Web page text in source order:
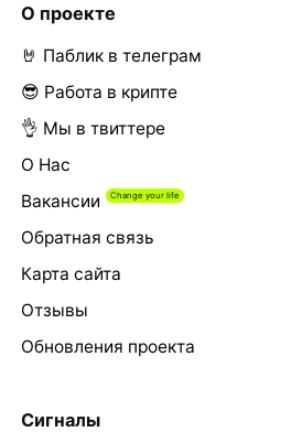
О проекте
🤘 Паблик в телеграм
😎 Работа в крипте
👌 Мы в твиттере
О Нас
Вакансии
Обратная связь
Карта сайта
Отзывы
Обновления проекта
Сигналы